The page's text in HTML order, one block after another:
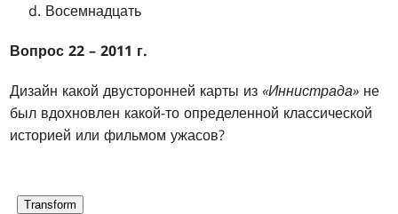
Восемнадцать
Вопрос 22 – 2011 г.
Дизайн какой двусторонней карты из«Иннистрада» не
был вдохновлен какой-то определенной классической
историей или фильмом ужасов?
Transform